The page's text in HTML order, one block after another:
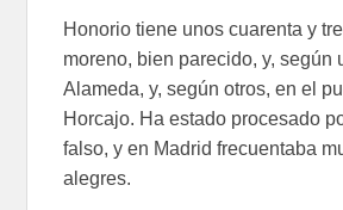
Honorio tiene unos cuarenta y
moreno, bien parecido, y, según
Alameda, y, según otros, en el
Horcajo. Ha estado procesado
falso, y en Madrid frecuentaba
alegres.